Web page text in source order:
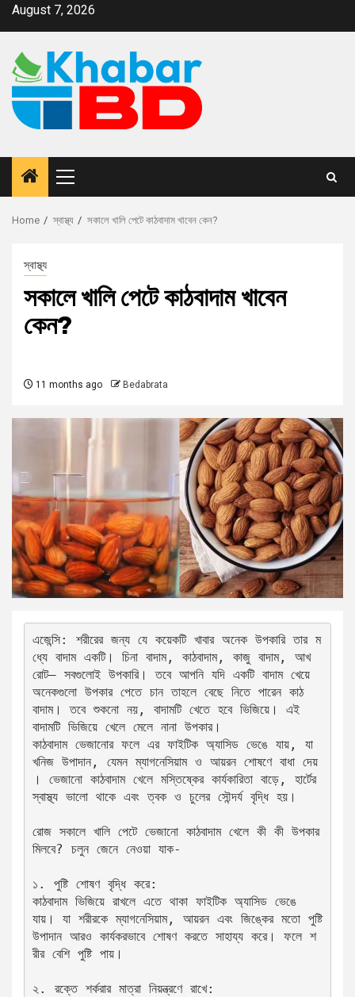
August 7, 2026
Home স্বাস্থ্য সকালে খালি পেটে কাঠবাদাম খাবেন কেন?
স্বাস্থ্য
সকালে খালি পেটে কাঠবাদাম খাবেন
কেন?
11 months ago Bedabrata
এজেন্সি: শরীরের জন্য যে কয়েকটি খাবার অনেক উপকারি তার ম
ধ্যে বাদাম একটি। চিনা বাদাম, কাঠবাদাম, কাজু বাদাম, আখ
রোট— সবগুলোই উপকারি। তবে আপনি যদি একটি বাদাম খেয়ে
অনেকগুলো উপকার পেতে চান তাহলে বেছে নিতে পারেন কাঠ
বাদাম। তবে শুকনো নয়, বাদামটি খেতে হবে ভিজিয়ে। এই
বাদামটি ভিজিয়ে খেলে মেলে নানা উপকার।
কাঠবাদাম ভেজানোর ফলে এর ফাইটিক অ্যাসিড ভেঙে যায়, যা
খনিজ উপাদান, যেমন ম্যাগনেসিয়াম ও আয়রন শোষণে বাধা দেয়
। ভেজানো কাঠবাদাম খেলে মস্তিষ্কের কার্যকারিতা বাড়ে, হার্টের
স্বাস্থ্য ভালো থাকে এবং ত্বক ও চুলের সৌন্দর্য বৃদ্ধি হয়।
রোজ সকালে খালি পেটে ভেজানো কাঠবাদাম খেলে কী কী উপকার
মিলবে? চলুন জেনে নেওয়া যাক-
১. পুষ্টি শোষণ বৃদ্ধি করে:
কাঠবাদাম ভিজিয়ে রাখলে এতে থাকা ফাইটিক অ্যাসিড ভেঙে
যায়। যা শরীরকে ম্যাগনেসিয়াম, আয়রন এবং জিঙ্কের মতো পুষ্টি
উপাদান আরও কার্যকরভাবে শোষণ করতে সাহায্য করে। ফলে শ
রীর বেশি পুষ্টি পায়।
২. রক্তে শর্করার মাত্রা নিয়ন্ত্রণে রাখে: